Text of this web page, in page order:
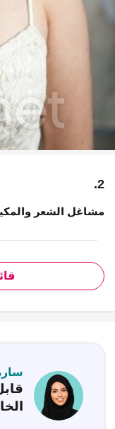
2.
مشاغل الشعر